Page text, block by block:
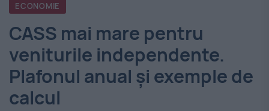
România
-
Evenimentul
Zilei
ECONOMIE
CASS mai mare pentru
veniturile independente.
Plafonul anual și exemple de
calcul